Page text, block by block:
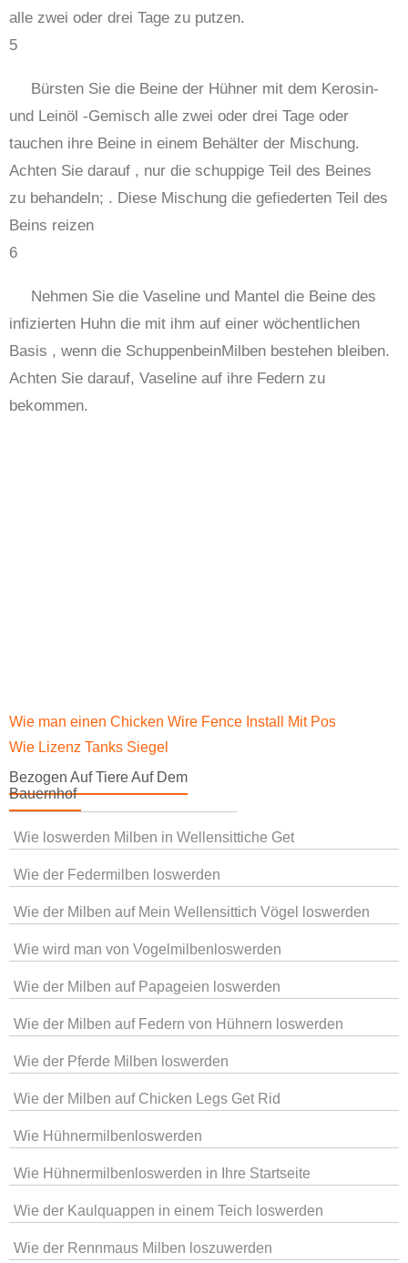
alle zwei oder drei Tage zu putzen.
5
Bürsten Sie die Beine der Hühner mit dem Kerosin-
und Leinöl -Gemisch alle zwei oder drei Tage oder
tauchen ihre Beine in einem Behälter der Mischung.
Achten Sie darauf , nur die schuppige Teil des Beines
zu behandeln; . Diese Mischung die gefiederten Teil des
Beins reizen
6
Nehmen Sie die Vaseline und Mantel die Beine des
infizierten Huhn die mit ihm auf einer wöchentlichen
Basis , wenn die SchuppenbeinMilben bestehen bleiben.
Achten Sie darauf, Vaseline auf ihre Federn zu
bekommen.
Wie man einen Chicken Wire Fence Install Mit Posts
Wie Lizenz Tanks Siegel
Bezogen Auf Tiere Auf Dem
Bauernhof
Wie loswerden Milben in Wellensittiche Get
Wie der Federmilben loswerden
Wie der Milben auf Mein Wellensittich Vögel loswerden
Wie wird man von Vogelmilbenloswerden
Wie der Milben auf Papageien loswerden
Wie der Milben auf Federn von Hühnern loswerden
Wie der Pferde Milben loswerden
Wie der Milben auf Chicken Legs Get Rid
Wie Hühnermilbenloswerden
Wie Hühnermilbenloswerden in Ihre Startseite
Wie der Kaulquappen in einem Teich loswerden
Wie der Rennmaus Milben loszuwerden